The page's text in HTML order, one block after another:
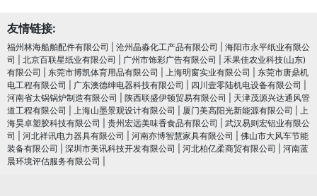
友情链接:
福州林海船舶配件有限公司 沧州晶淼化工产品有限公司
海阳市永平纸业有限公
司
北京百联星纸业有限公司 广州市饰彩广告有限公司
禾果佳农业科技(山东)
有限公司
东莞市博凯体育用品有限公司 上海明窗实业有限公司
东莞市唐鼎机
电工程有限公司
广东澳德绅电器科技有限公司 四川壹零陆机电设备有限公司
河南省太锅锅炉制造有限公司
陕西联盛伊顿贸易有限公司
天津茂源兴达通风管
道工程有限公司
上海山墨景观设计有限公司 厦门美高阳光新能源有限公司
上
海昊卓塑胶科技有限公司
贵州宏远美味香食品有限公司
武汉易则宏铝业有限公
司
河北祥讯电力器具有限公司 河南亦博智慧家具有限公司
佛山市大风车节能
装备有限公司
深圳市美讯科技开发有限公司 河北柏亿柔商贸有限公司
河南蓝
晨环境评估服务有限公司